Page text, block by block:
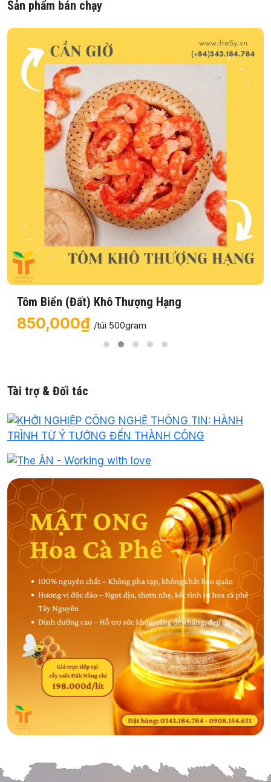
Sản phẩm bán chạy
Tôm Biển (Đất) Khô Thượng Hạng
850,000₫ /túi 500gram
Tài trợ & Đối tác